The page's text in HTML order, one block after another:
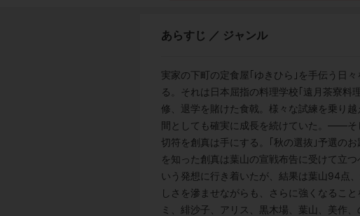
あらすじ ／ ジャンル
実家の下町の定食屋｢ゆきひら｣を手伝う日
る。それは日本屈指の料理学校｢遠月茶寮
修、退学を賭けた食戟。様々な試練を乗り
間としても確実に成長を続けていた。――そ
切符を創真は手にする。｢秋の選抜｣予選の
を知った創真は葉山の宣戦布告に受けて立
いう発想に行き着いたが、結果は葉山94点
しさを滲ませながらも、さらに強くなるこ
ミ、緋沙子、アリス、黒木場、葉山、美作